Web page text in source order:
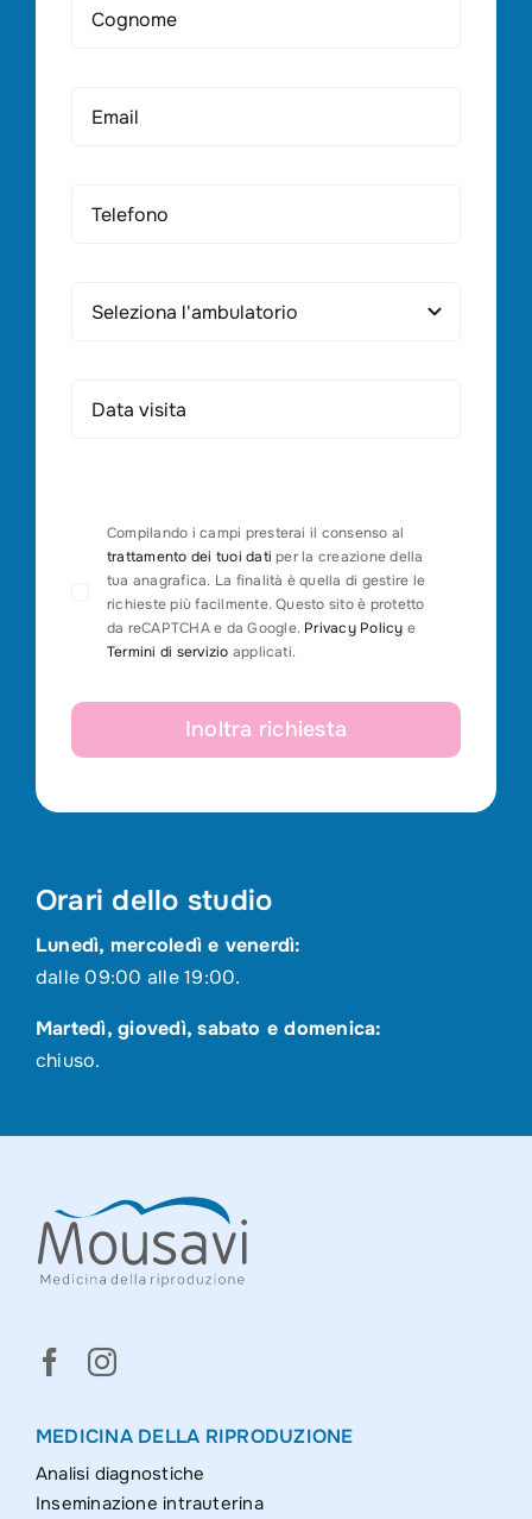
Orari dello studio
Lunedì, mercoledì e venerdì:
dalle 09:00 alle 19:00.
Martedì, giovedì, sabato e domenica:
chiuso.
Compilando i campi presterai il consenso al
trattamento dei tuoi dati per la creazione della
tua anagrafica. La finalità è quella di gestire le
richieste più facilmente. Questo sito è protetto
da reCAPTCHA e da Google. Privacy Policy e
Termini di servizio applicati.
Inoltra richiesta
MEDICINA DELLA RIPRODUZIONE
Analisi diagnostiche
Inseminazione intrauterina